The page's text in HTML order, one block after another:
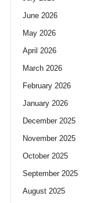
June 2026
May 2026
April 2026
March 2026
February 2026
January 2026
December 2025
November 2025
October 2025
September 2025
August 2025